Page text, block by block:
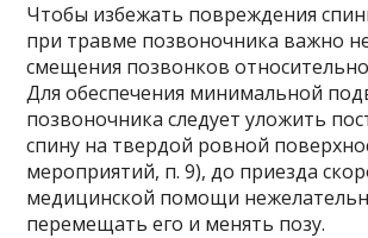
Чтобы избежать повреждения
при травме позвоночника важно
смещения позвонков относительно
Для обеспечения минимальной
позвоночника следует уложить
спину на твердой ровной
мероприятий, п. 9), до приезда
медицинской помощи
перемещать его и менять позу.